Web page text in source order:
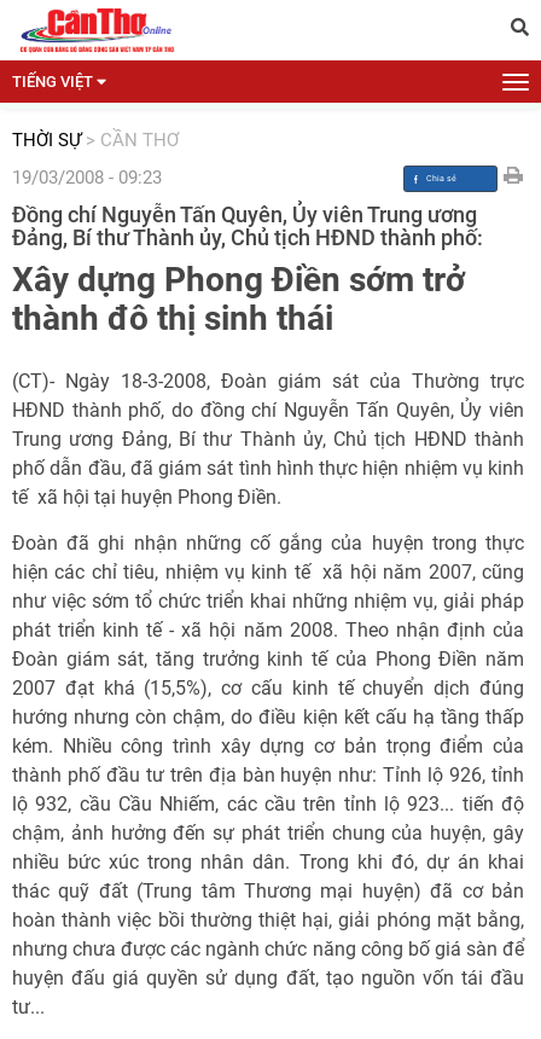
TIẾNG VIỆT
THỜI SỰ > CẦN THƠ
19/03/2008 - 09:23
Đồng chí Nguyễn Tấn Quyên, Ủy viên Trung ương
Đảng, Bí thư Thành ủy, Chủ tịch HĐND thành phố:
Xây dựng Phong Điền sớm trở
thành đô thị sinh thái
(CT)- Ngày 18-3-2008, Đoàn giám sát của Thường trực
HĐND thành phố, do đồng chí Nguyễn Tấn Quyên, Ủy viên
Trung ương Đảng, Bí thư Thành ủy, Chủ tịch HĐND thành
phố dẫn đầu, đã giám sát tình hình thực hiện nhiệm vụ kinh
tế  xã hội tại huyện Phong Điền.
Đoàn đã ghi nhận những cố gắng của huyện trong thực
hiện các chỉ tiêu, nhiệm vụ kinh tế  xã hội năm 2007, cũng
như việc sớm tổ chức triển khai những nhiệm vụ, giải pháp
phát triển kinh tế - xã hội năm 2008. Theo nhận định của
Đoàn giám sát, tăng trưởng kinh tế của Phong Điền năm
2007 đạt khá (15,5%), cơ cấu kinh tế chuyển dịch đúng
hướng nhưng còn chậm, do điều kiện kết cấu hạ tầng thấp
kém. Nhiều công trình xây dựng cơ bản trọng điểm của
thành phố đầu tư trên địa bàn huyện như: Tỉnh lộ 926, tỉnh
lộ 932, cầu Cầu Nhiếm, các cầu trên tỉnh lộ 923... tiến độ
chậm, ảnh hưởng đến sự phát triển chung của huyện, gây
nhiều bức xúc trong nhân dân. Trong khi đó, dự án khai
thác quỹ đất (Trung tâm Thương mại huyện) đã cơ bản
hoàn thành việc bồi thường thiệt hại, giải phóng mặt bằng,
nhưng chưa được các ngành chức năng công bố giá sàn để
huyện đấu giá quyền sử dụng đất, tạo nguồn vốn tái đầu
tư...